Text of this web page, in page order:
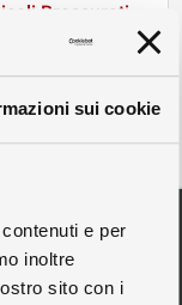
sui cookie
e per
inoltre
sito con i
Brossurati
a costa quadra